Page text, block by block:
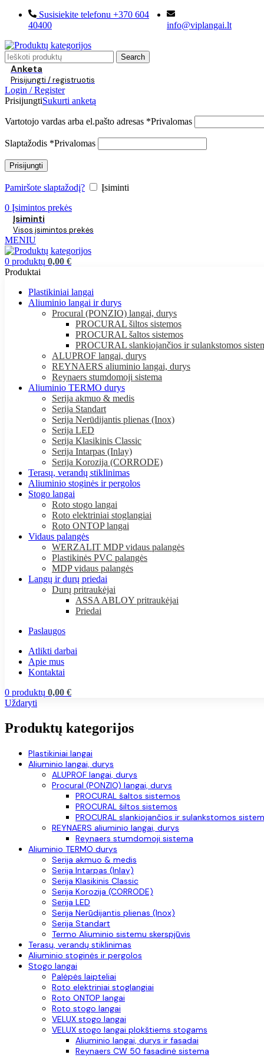
Susisiekite telefonu +370 604
40400
info@viplangai.lt
Search
Anketa
Prisijungti / registruotis
Login / Register
PrisijungtiSukurti anketą
Vartotojo vardas arba el.pašto adresas *Privalomas
Slaptažodis *Privalomas
Prisijungti
Pamiršote slaptažodį?
Įsiminti
0 Įsimintos prekės
Įsiminti
Visos įsimintos prekės
MENIU
0 produktų 0,00 €
Produktai
Plastikiniai langai
Aliuminio langai ir durys
Procural (PONZIO) langai, durys
PROCURAL šiltos sistemos
PROCURAL šaltos sistemos
PROCURAL slankiojančios ir sulankstomos
ALUPROF langai, durys
REYNAERS aliuminio langai, durys
Reynaers stumdomoji sistema
Aliuminio TERMO durys
Serija akmuo & medis
Serija Standart
Serija Nerūdijantis plienas (Inox)
Serija LED
Serija Klasikinis Classic
Serija Intarpas (Inlay)
Serija Korozija (CORRODE)
Terasų, verandų stiklinimas
Aliuminio stoginės ir pergolos
Stogo langai
Roto stogo langai
Roto elektriniai stoglangiai
Roto ONTOP langai
Vidaus palangės
WERZALIT MDP vidaus palangės
Plastikinės PVC palangės
MDP vidaus palangės
Langų ir durų priedai
Durų pritraukėjai
ASSA ABLOY pritraukėjai
Priedai
Paslaugos
Atlikti darbai
Apie mus
Kontaktai
0 produktų 0,00 €
Uždaryti
Produktų kategorijos
Plastikiniai langai
Aliuminio langai, durys
ALUPROF langai, durys
Procural (PONZIO) langai, durys
PROCURAL šaltos sistemos
PROCURAL šiltos sistemos
PROCURAL slankiojančios ir sulankstomos
REYNAERS aliuminio langai, durys
Reynaers stumdomoji sistema
Aliuminio TERMO durys
Serija akmuo & medis
Serija Intarpas (Inlay)
Serija Klasikinis Classic
Serija Korozija (CORRODE)
Serija LED
Serija Nerūdijantis plienas (Inox)
Serija Standart
Termo Aliuminio sistemu skerspjūvis
Terasų, verandų stiklinimas
Aliuminio stoginės ir pergolos
Stogo langai
Palėpės laipteliai
Roto elektriniai stoglangiai
Roto ONTOP langai
Roto stogo langai
VELUX stogo langai
VELUX stogo langai plokštiems stogams
Aliuminio langai, durys ir fasadai
Reynaers CW 50 fasadinė sistema